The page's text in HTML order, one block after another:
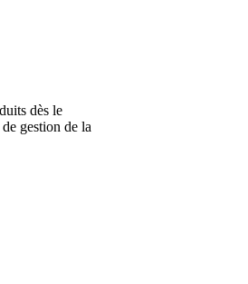
dès le
gestion de la